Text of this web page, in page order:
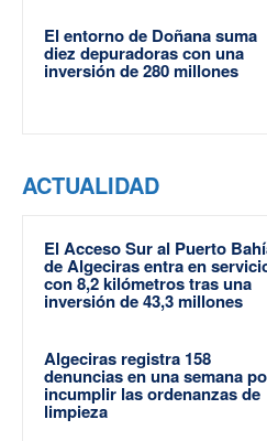
El entorno de Doñana suma
diez depuradoras con una
inversión de 280 millones
ACTUALIDAD
El Acceso Sur al Puerto
de Algeciras entra en
con 8,2 kilómetros tras una
inversión de 43,3 millones
Algeciras registra 158
denuncias en una semana
incumplir las ordenanzas de
limpieza